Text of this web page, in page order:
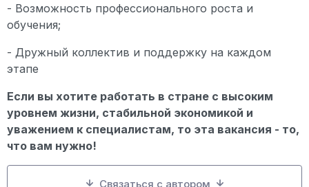
- Возможность профессионального роста и
обучения;
- Дружный коллектив и поддержку на каждом
этапе
Если вы хотите работать в стране с высоким
уровнем жизни, стабильной экономикой и
уважением к специалистам, то эта вакансия - то,
что вам нужно!
Связаться с автором